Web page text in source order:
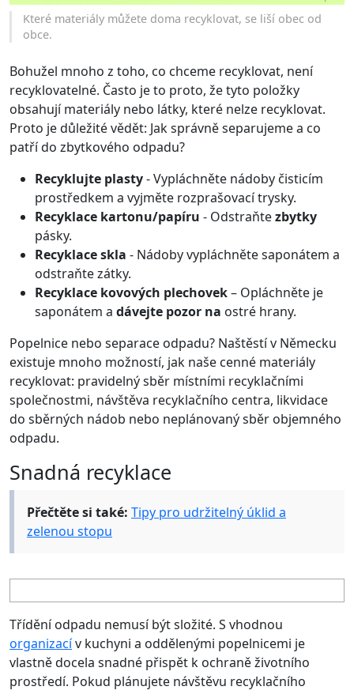
Které materiály můžete doma recyklovat, se liší obec od
obce.
Bohužel mnoho z toho, co chceme recyklovat, není
recyklovatelné. Často je to proto, že tyto položky
obsahují materiály nebo látky, které nelze recyklovat.
Proto je důležité vědět: Jak správně separujeme a co
patří do zbytkového odpadu?
Recyklujte plasty- Vypláchněte nádoby čisticím
prostředkem a vyjměte rozprašovací trysky.
Recyklace kartonu/papíru - Odstraňtezbytky
pásky.
Recyklace skla - Nádoby vypláchněte saponátem a
odstraňte zátky.
Recyklace kovových plechovek– Opláchněte je
saponátem a dávejte pozor na ostré hrany.
Popelnice nebo separace odpadu? Naštěstí v Německu
existuje mnoho možností, jak naše cenné materiály
recyklovat: pravidelný sběr místními recyklačními
společnostmi, návštěva recyklačního centra, likvidace
do sběrných nádob nebo neplánovaný sběr objemného
odpadu.
Snadná recyklace
Přečtěte si také: Tipy pro udržitelný úklid a
zelenou stopu
Třídění odpadu nemusí být složité. S vhodnou
organizacív kuchyni a oddělenými popelnicemi je
vlastně docela snadné přispět k ochraně životního
prostředí. Pokud plánujete návštěvu recyklačního